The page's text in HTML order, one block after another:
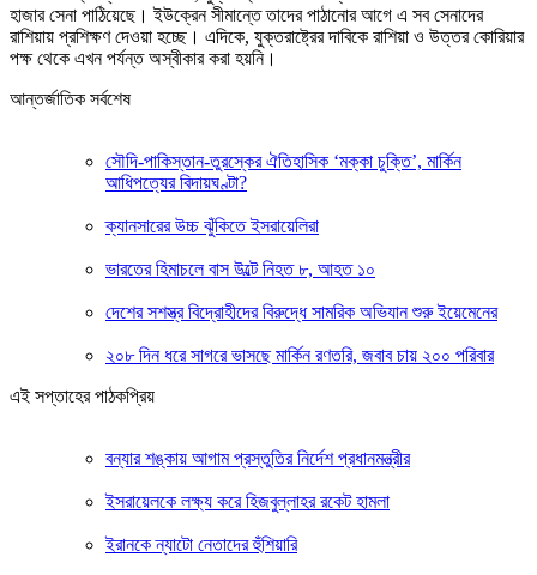
হাজার সেনা পাঠিয়েছে। ইউক্রেন সীমান্তে তাদের পাঠানোর আগে এ সব সেনাদের
রাশিয়ায় প্রশিক্ষণ দেওয়া হচ্ছে। এদিকে, যুক্তরাষ্ট্রের দাবিকে রাশিয়া ও উত্তর কোরিয়ার
পক্ষ থেকে এখন পর্যন্ত অস্বীকার করা হয়নি।
আন্তর্জাতিক সর্বশেষ
সৌদি-পাকিস্তান-তুরস্কের ঐতিহাসিক ‘মক্কা চুক্তি’, মার্কিন
আধিপত্যের বিদায়ঘণ্টা?
ক্যানসারের উচ্চ ঝুঁকিতে ইসরায়েলিরা
ভারতের হিমাচলে বাস উল্টে নিহত ৮, আহত ১০
দেশের সশস্ত্র বিদ্রোহীদের বিরুদ্ধে সামরিক অভিযান শুরু ইয়েমেনের
২০৮ দিন ধরে সাগরে ভাসছে মার্কিন রণতরি, জবাব চায় ২০০ পরিবার
এই সপ্তাহের পাঠকপ্রিয়
বন্যার শঙ্কায় আগাম প্রস্তুতির নির্দেশ প্রধানমন্ত্রীর
ইসরায়েলকে লক্ষ্য করে হিজবুল্লাহর রকেট হামলা
ইরানকে ন্যাটো নেতাদের হুঁশিয়ারি